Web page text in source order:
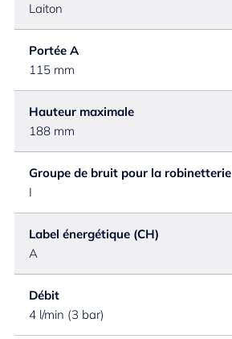
Laiton
Portée A
115 mm
Hauteur maximale
188 mm
Groupe de bruit pour la robinetterie
I
Label énergétique (CH)
A
Débit
4 l/min (3 bar)